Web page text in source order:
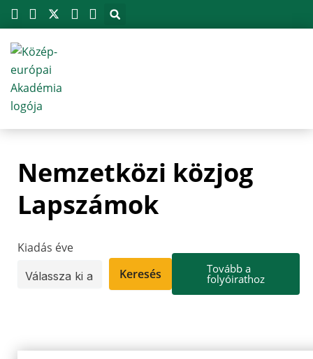
Skip
to
content
Nemzetközi közjog
Lapszámok
Kiadás éve
Keresés
Tovább a
folyóirathoz